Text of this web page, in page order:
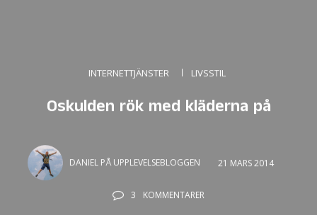
INTERNETTJÄNSTER LIVSSTIL
Oskulden rök med kläderna på
DANIEL PÅ UPPLEVELSEBLOGGEN 21 MARS 2014
3 KOMMENTARER